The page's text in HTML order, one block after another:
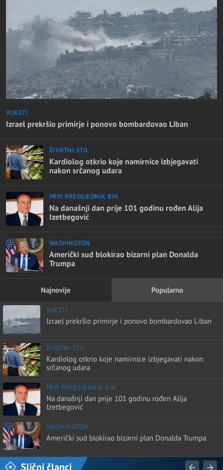
VIJESTI
Izrael prekršio primirje i ponovo bombardovao Liban
ŽIVOTNI STIL
Kardiolog otkrio koje namirnice izbjegavati
nakon srčanog udara
PRVI PREDSJEDNIK BIH
Na današnji dan prije 101 godinu rođen Alija
Izetbegović
WASHINGTON
Američki sud blokirao bizarni plan Donalda
Trumpa
Najnovije Popularno
VIJESTI
Izrael prekršio primirje i ponovo bombardovao Liban
ŽIVOTNI STIL
Kardiolog otkrio koje namirnice izbjegavati nakon
srčanog udara
PRVI PREDSJEDNIK BIH
Na današnji dan prije 101 godinu rođen Alija
Izetbegović
WASHINGTON
Američki sud blokirao bizarni plan Donalda Trumpa
Slični članci